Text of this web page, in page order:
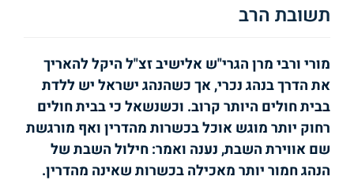
תשובת הרב
מורי ורבי מרן הגרי"ש אלישיב זצ"ל היקל להאריך
את הדרך בנהג נכרי, אך כשהנהג ישראל יש ללדת
בבית חולים היותר קרוב. וכשנשאל כי בבית חולים
רחוק יותר מוגש אוכל בכשרות מהדרין ואף מורגשת
שם אווירת השבת, נענה ואמר: חילול השבת של
הנהג חמור יותר מאכילה בכשרות שאינה מהדרין.